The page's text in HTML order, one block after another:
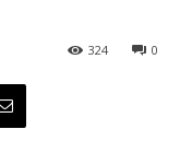
0
324